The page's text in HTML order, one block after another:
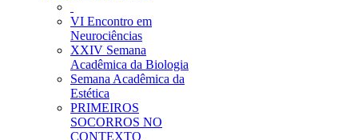
VI Encontro em
Neurociências
XXIV Semana
Acadêmica da Biologia
Semana Acadêmica da
Estética
PRIMEIROS
SOCORROS NO
CONTEXTO